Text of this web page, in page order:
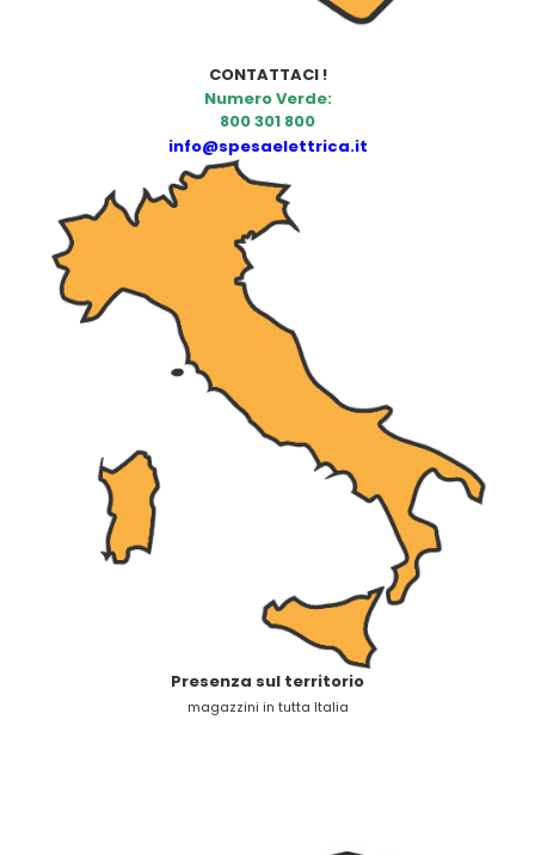
CONTATTACI !
Numero Verde:
800 301 800
info@spesaelettrica.it
Presenza sul territorio
magazzini in tutta Italia